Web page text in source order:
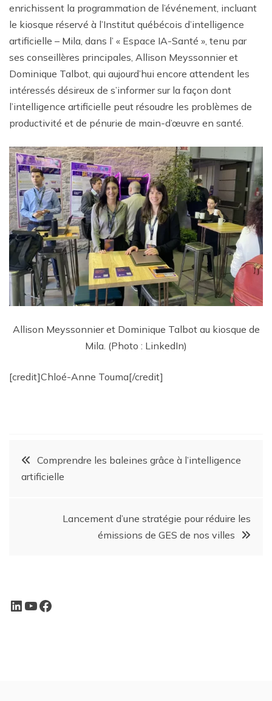
enrichissent la programmation de l’événement, incluant
le kiosque réservé à l’Institut québécois d’intelligence
artificielle – Mila, dans l’ « Espace IA-Santé », tenu par
ses conseillères principales, Allison Meyssonnier et
Dominique Talbot, qui aujourd’hui encore attendent les
intéressés désireux de s’informer sur la façon dont
l’intelligence artificielle peut résoudre les problèmes de
productivité et de pénurie de main-d’œuvre en santé.
Allison Meyssonnier et Dominique Talbot au kiosque de
Mila. (Photo : LinkedIn)
[credit]Chloé-Anne Touma[/credit]
Comprendre les baleines grâce à l’intelligence
artificielle
Lancement d’une stratégie pour réduire les
émissions de GES de nos villes